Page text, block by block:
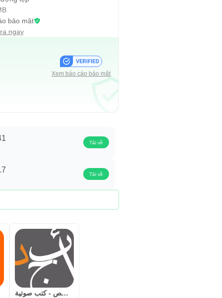
bảo mật
ngay
Xem báo cáo bảo mật
Tải về
Tải về
أبجد: روايات - قصص - كتب صوتية